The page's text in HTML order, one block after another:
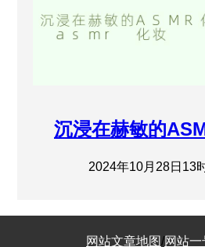
沉浸在赫敏的
2024年10月28日13
网站文章地图/网站一